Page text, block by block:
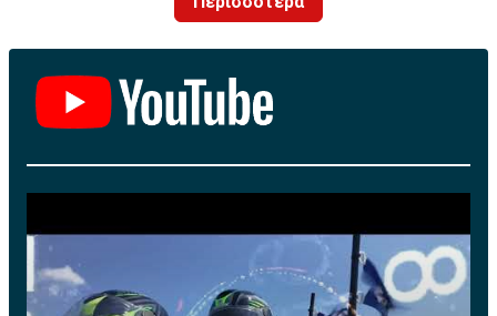
Το θεματικό κανάλι θα είναι και στην Κύπρο
συνδρομητικό και φτάνει στη χώρα μέσω γνωστού
επιχειρηματία που ασχολείται για χρόνια με τον χώρο
της τηλεόρασης.
Τονίζεται ότι εντός των ημερών θα υπογραφεί η
σχετική συμφωνία στην Ελλάδα για να ανοίξει ο
Η κάθοδος του Greek Cinema στην Κύπρο έρχεται σε
μια περίοδο που ο πόλεμος των τηλεοπτικών